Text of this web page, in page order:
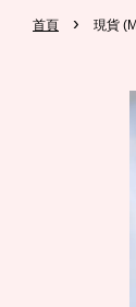
首頁 › 現貨